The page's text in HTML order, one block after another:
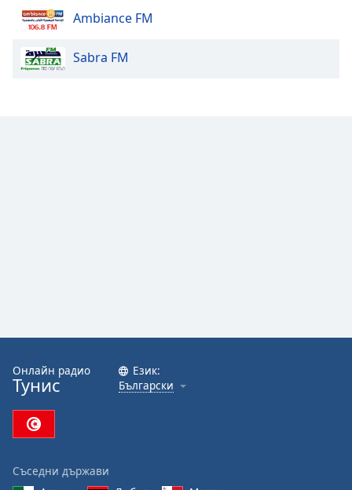
Ambiance FM
Sabra FM
Онлайн радио
Тунис
Език:
Български
Съседни държави